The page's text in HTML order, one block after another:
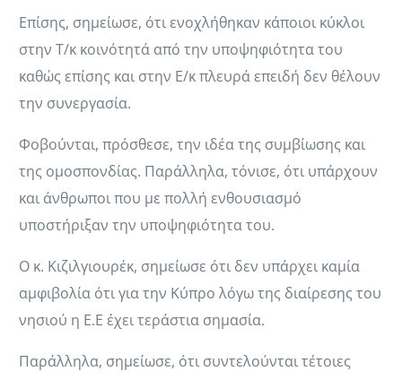
Επίσης, σημείωσε, ότι ενοχλήθηκαν κάποιοι κύκλοι
στην Τ/κ κοινότητά από την υποψηφιότητα του
καθώς επίσης και στην Ε/κ πλευρά επειδή δεν θέλουν
την συνεργασία.
Φοβούνται, πρόσθεσε, την ιδέα της συμβίωσης και
της ομοσπονδίας. Παράλληλα, τόνισε, ότι υπάρχουν
και άνθρωποι που με πολλή ενθουσιασμό
υποστήριξαν την υποψηφιότητα του.
Ο κ. Κιζιλγιουρέκ, σημείωσε ότι δεν υπάρχει καμία
αμφιβολία ότι για την Κύπρο λόγω της διαίρεσης του
νησιού η Ε.Ε έχει τεράστια σημασία.
Παράλληλα, σημείωσε, ότι συντελούνται τέτοιες